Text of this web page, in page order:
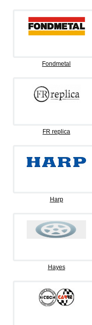
Fondmetal
FR replica
Harp
Hayes